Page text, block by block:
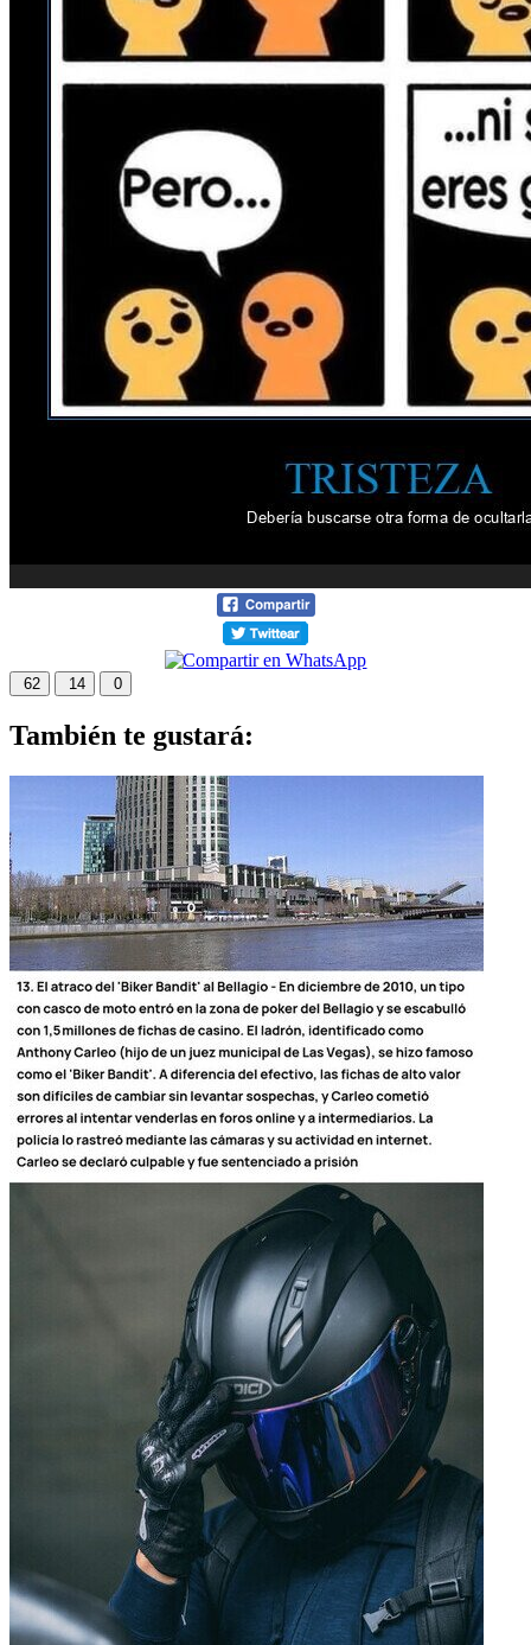
62 14 0
También te gustará: